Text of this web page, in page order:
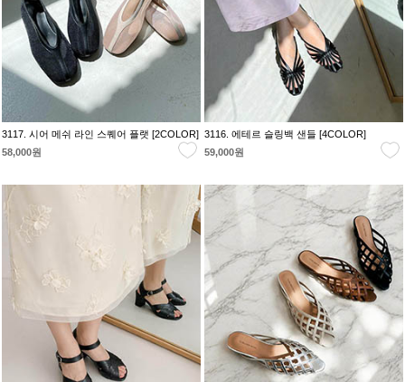
3117. 시어 메쉬 라인 스퀘어 플랫 [2COLOR]
58,000원
3116. 에테르 슬링백 샌들 [4COLOR]
59,000원